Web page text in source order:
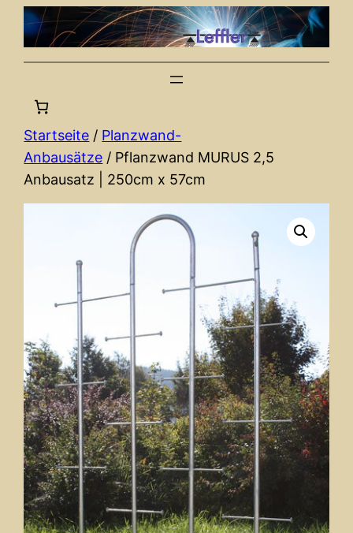
Zum
Inhalt
springen
Startseite / Planzwand-
Anbausätze / Pflanzwand MURUS 2,5
Anbausatz | 250cm x 57cm